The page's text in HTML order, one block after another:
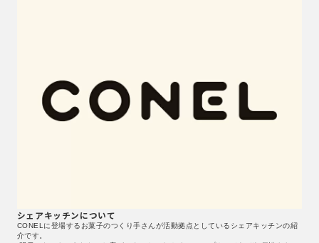
シェアキッチンについて
CONELに登場するお菓子のつくり手さんが活動拠点としているシェアキッチンの紹
介です。